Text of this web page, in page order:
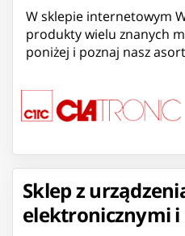
W sklepie internetowym
produkty wielu znanych
poniżej i poznaj nasz
Sklep z
elektronicznymi